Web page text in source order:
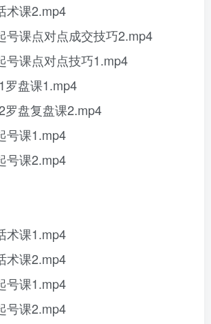
术课2.mp4
号课点对点成交技巧2.mp4
号课点对点技巧1.mp4
罗盘课1.mp4
罗盘复盘课2.mp4
号课1.mp4
号课2.mp4
术课1.mp4
术课2.mp4
号课1.mp4
号课2.mp4